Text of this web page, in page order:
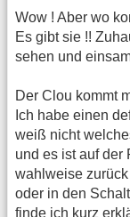
Wow ! Aber wo
Es gibt sie !!
sehen und
Der Clou kommt
Ich habe einen
weiß nicht
und es ist auf der
wahlweise
oder in den
finde ich kurz